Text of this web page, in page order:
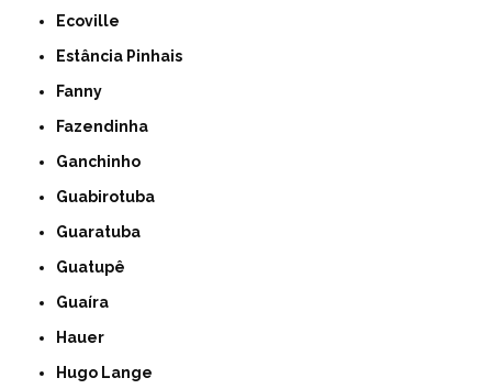
Ecoville
Estância Pinhais
Fanny
Fazendinha
Ganchinho
Guabirotuba
Guaratuba
Guatupê
Guaíra
Hauer
Hugo Lange